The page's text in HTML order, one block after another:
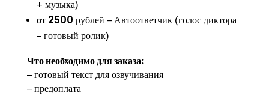
+ музыка)
от 2500 рублей − Автоответчик (голос диктора
− готовый ролик)
Что необходимо для заказа:
− готовый текст для озвучивания
− предоплата